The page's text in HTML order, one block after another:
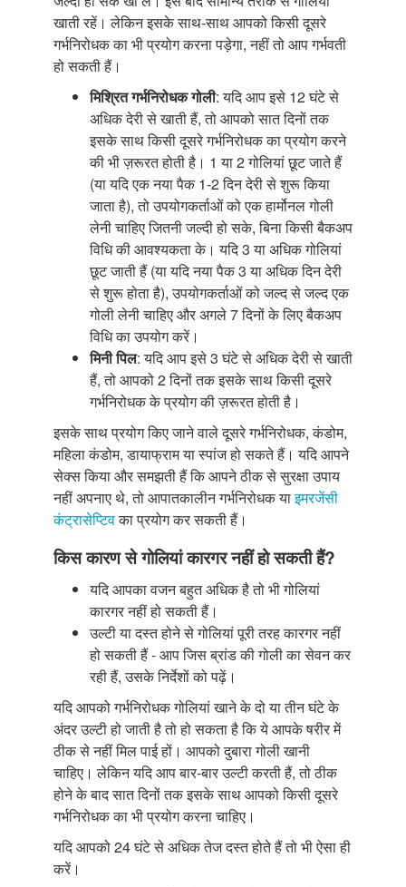
खाती रहें। लेकिन इसके साथ-साथ आपको किसी दूसरे
गर्भनिरोधक का भी प्रयोग करना पड़ेगा, नहीं तो आप गर्भवती
हो सकती हैं।
मिश्रित गर्भनिरोधक गोली: यदि आप इसे 12 घंटे से
अधिक देरी से खाती हैं, तो आपको सात दिनों तक
इसके साथ किसी दूसरे गर्भनिरोधक का प्रयोग करने
की भी ज़रूरत होती है। 1 या 2 गोलियां छूट जाते हैं
(या यदि एक नया पैक 1-2 दिन देरी से शुरू किया
जाता है), तो उपयोगकर्ताओं को एक हार्मोनल गोली
लेनी चाहिए जितनी जल्दी हो सके, बिना किसी बैकअप
विधि की आवश्यकता के। यदि 3 या अधिक गोलियां
छूट जाती हैं (या यदि नया पैक 3 या अधिक दिन देरी
से शुरू होता है), उपयोगकर्ताओं को जल्द से जल्द एक
गोली लेनी चाहिए और अगले 7 दिनों के लिए बैकअप
विधि का उपयोग करें।
मिनी पिल: यदि आप इसे 3 घंटे से अधिक देरी से खाती
हैं, तो आपको 2 दिनों तक इसके साथ किसी दूसरे
गर्भनिरोधक के प्रयोग की ज़रूरत होती है।
इसके साथ प्रयोग किए जाने वाले दूसरे गर्भनिरोधक, कंडोम,
महिला कंडोम, डायाफ्राम या स्पांज हो सकते हैं। यदि आपने
सेक्स किया और समझती हैं कि आपने ठीक से सुरक्षा उपाय
नहीं अपनाए थे, तो आपातकालीन गर्भनिरोधक याइमरजेंसी
कंट्रासेप्टिवका प्रयोग कर सकती हैं।
किस कारण से गोलियां कारगर नहीं हो सकती हैं?
यदि आपका वजन बहुत अधिक है तो भी गोलियां
कारगर नहीं हो सकती हैं।
उल्टी या दस्त होने से गोलियां पूरी तरह कारगर नहीं
हो सकती हैं - आप जिस ब्रांड की गोली का सेवन कर
रही हैं, उसके निर्देशों को पढ़ें।
यदि आपको गर्भनिरोधक गोलियां खाने के दो या तीन घंटे के
अंदर उल्टी हो जाती है तो हो सकता है कि ये आपके षरीर में
ठीक से नहीं मिल पाई हों। आपको दुबारा गोली खानी
चाहिए। लेकिन यदि आप बार-बार उल्टी करती हैं, तो ठीक
होने के बाद सात दिनों तक इसके साथ आपको किसी दूसरे
गर्भनिरोधक का भी प्रयोग करना चाहिए।
यदि आपको 24 घंटे से अधिक तेज दस्त होते हैं तो भी ऐसा ही
करें।